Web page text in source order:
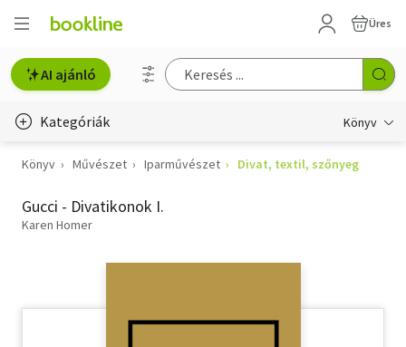
Üres
AI ajánló
Kategóriák Könyv
Életmód, egészség
Erotika
Könyv Művészet Iparművészet Divat, textil, szőnyeg
Gucci - Divatikonok I.
Karen Homer